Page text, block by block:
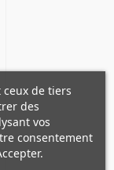
ceux de tiers
des
vos
consentement